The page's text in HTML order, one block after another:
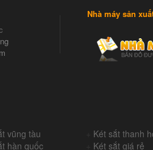
Nhà máy sản
vũng tàu
Két sắt thanh
hàn quốc Két sắt giá rẻ